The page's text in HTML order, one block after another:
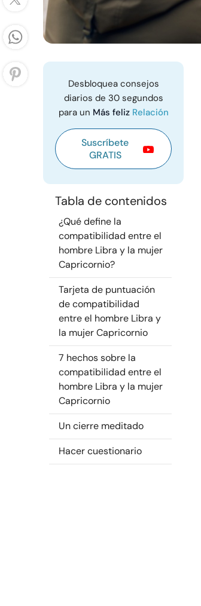
Desbloquea consejos
diarios de 30 segundos
para un Más feliz Relación
Suscríbete
GRATIS
Tabla de contenidos
¿Qué define la
compatibilidad entre el
hombre Libra y la mujer
Capricornio?
Tarjeta de puntuación
de compatibilidad
entre el hombre Libra y
la mujer Capricornio
7 hechos sobre la
compatibilidad entre el
hombre Libra y la mujer
Capricornio
Un cierre meditado
Hacer cuestionario